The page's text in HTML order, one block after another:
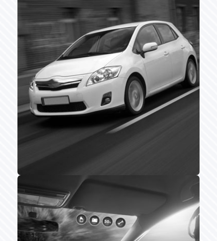
Auto électrique
L’assistance auto
électrique est un service
accessible à tout
moment en cas
d’accident ou de
batterie déchargée.
Auto hybride